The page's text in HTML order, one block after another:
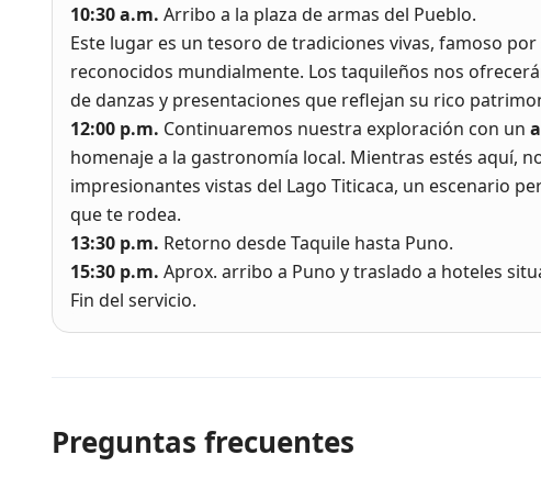
10:30 a.m. Arribo a la plaza de armas del Pueblo.
Este lugar es un tesoro de tradiciones vivas, famoso
reconocidos mundialmente. Los taquileños nos
de danzas y presentaciones que reflejan su rico
12:00 p.m. Continuaremos nuestra exploración con un
homenaje a la gastronomía local. Mientras estés aquí,
impresionantes vistas del Lago Titicaca, un escenario
que te rodea.
13:30 p.m. Retorno desde Taquile hasta Puno.
15:30 p.m. Aprox. arribo a Puno y traslado a hoteles
Fin del servicio.
Preguntas frecuentes